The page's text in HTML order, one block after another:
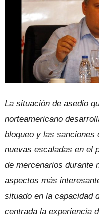
La situación de asedio
norteamericano
bloqueo y las sanciones
nuevas escaladas en el
de mercenarios durante
aspectos más
situado en la capacidad
centrada la experiencia